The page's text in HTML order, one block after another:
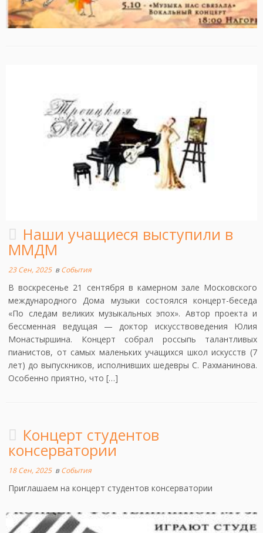
Наши учащиеся выступили в
ММДМ
23 Сен, 2025вСобытия
В воскресенье 21 сентября в камерном зале Московского
международного Дома музыки состоялся концерт-беседа
«По следам великих музыкальных эпох». Автор проекта и
бессменная ведущая — доктор искусствоведения Юлия
Монастыршина. Концерт собрал россыпь талантливых
пианистов, от самых маленьких учащихся школ искусств (7
лет) до выпускников, исполнивших шедевры С. Рахманинова.
Особенно приятно, что […]
Концерт студентов
консерватории
18 Сен, 2025вСобытия
Приглашаем на концерт студентов консерватории